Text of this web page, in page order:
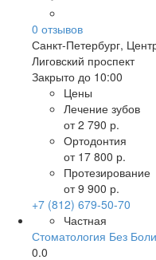
0 отзывов
Санкт-Петербург,
Лиговский проспект
Закрыто до 10:00
Цены
Лечение зубов
от 2 790 р.
Ортодонтия
от 17 800 р.
Протезирование
от 9 900 р.
+7 (812) 679-50-70
Частная
Стоматология Без
0.0